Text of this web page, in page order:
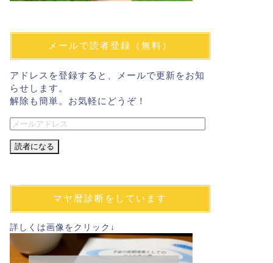
メールで読者登録（無料）
アドレスを登録すると、メールで更新をお知
らせします。
解除も簡単。お気軽にどうぞ！
メ
ル
レ
マヤ暦診断をしています
詳しくは画像をクリック↓